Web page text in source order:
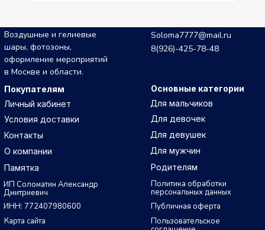
Карта сайта
Публичная оферта
Пользовательское
Политика обработки
персональных данных
Soloma7777@mail.ru
Воздушные и гелиевые
шары, фотозоны,
оформление мероприятий
в Москве и области.
8(926)-425-78-48
ИНН: 772407980600
ИП Соломатин Александр
Дмитриевич
Основные категории
Родителям
Для мужчин
Для девушек
Для мальчиков
Для девочек
Покупателям
Памятка
О компании
Контакты
Личный кабинет
Условия доставки